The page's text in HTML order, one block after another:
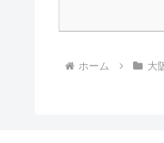
ホーム 大